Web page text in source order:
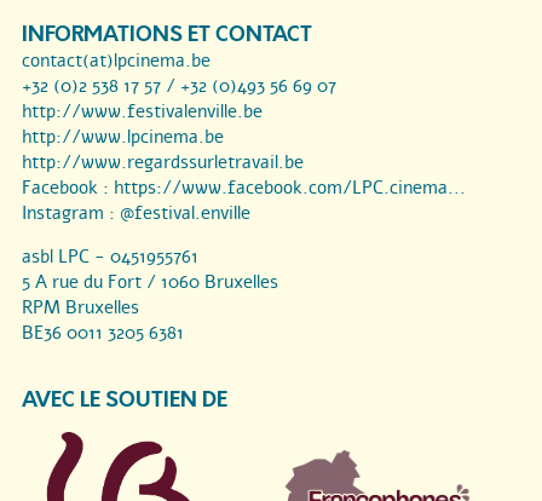
INFORMATIONS ET CONTACT
contact(at)lpcinema.be
+32 (0)2 538 17 57 / +32 (0)493 56 69 07
http://www.festivalenville.be
http://www.lpcinema.be
http://www.regardssurletravail.be
Facebook : https://www.facebook.com/LPC.cinema...
Instagram : @festival.enville
asbl LPC - 0451955761
5 A rue du Fort / 1060 Bruxelles
RPM Bruxelles
BE36 0011 3205 6381
AVEC LE SOUTIEN DE